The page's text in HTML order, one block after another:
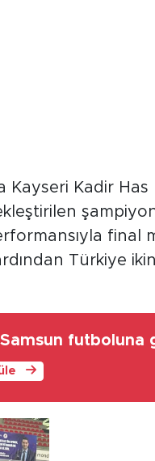
Kayseri Kadir
final
Türkiye
futboluna